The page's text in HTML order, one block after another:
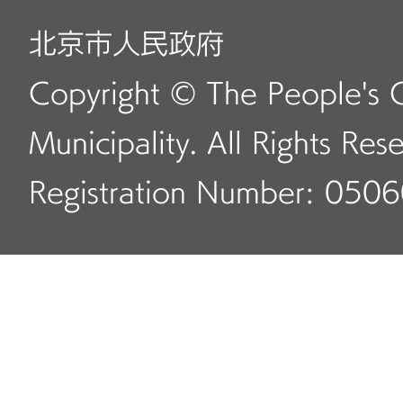
北京市人民政府
Copyright © The People's
Municipality. All Rights
Registration Number: